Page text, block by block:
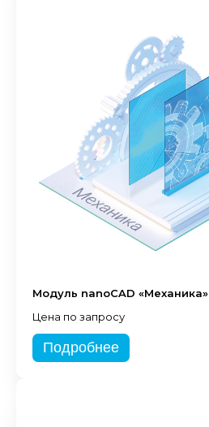
Модуль nanoCAD «Механика»
Цена по запросу
Подробнее